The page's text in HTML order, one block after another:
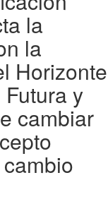
la
la
Horizonte
y
cambiar